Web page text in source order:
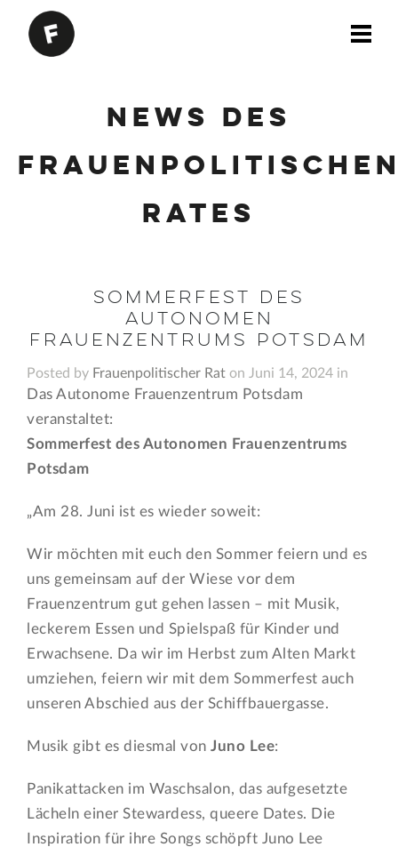
News des
Rates
Sommerfest des
Autonomen
Frauenzentrums Potsdam
Posted by Frauenpolitischer Rat on Juni 14, 2024 in
Das Autonome Frauenzentrum Potsdam
veranstaltet:
Sommerfest des Autonomen Frauenzentrums
Potsdam
„Am 28. Juni ist es wieder soweit:
Wir möchten mit euch den Sommer feiern und es
uns gemeinsam auf der Wiese vor dem
Frauenzentrum gut gehen lassen – mit Musik,
leckerem Essen und Spielspaß für Kinder und
Erwachsene. Da wir im Herbst zum Alten Markt
umziehen, feiern wir mit dem Sommerfest auch
unseren Abschied aus der Schiffbauergasse.
Musik gibt es diesmal vonJuno Lee:
Panikattacken im Waschsalon, das aufgesetzte
Lächeln einer Stewardess, queere Dates. Die
Inspiration für ihre Songs schöpft Juno Lee